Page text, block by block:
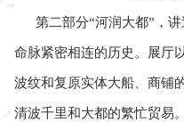
第二部分“河润大都”，
命脉紧密相连的历史。展厅
波纹和复原实体大船、商铺
清波千里和大都的繁忙贸易。